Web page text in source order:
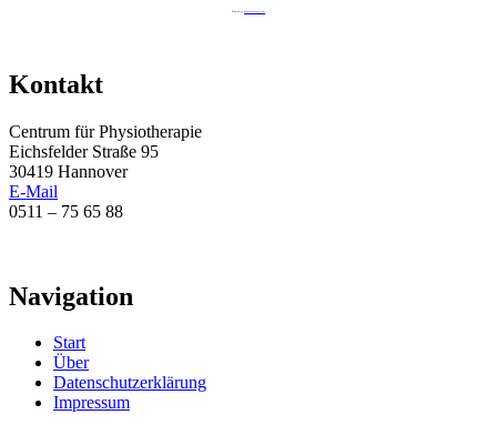
Kontakt
Centrum für Physiotherapie
Eichsfelder Straße 95
30419 Hannover
E-Mail
0511 – 75 65 88
Navigation
Start
Über
Datenschutzerklärung
Impressum